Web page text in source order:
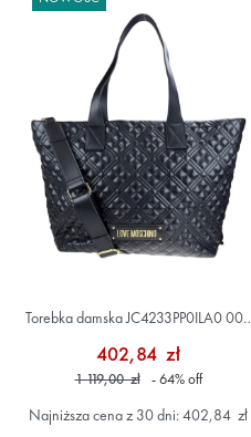
Torebka damska JC4233PP0ILA0 000
402,84 zł
1 119,00 zł - 64%off
Najniższa cena z 30 dni: 402,84 zł